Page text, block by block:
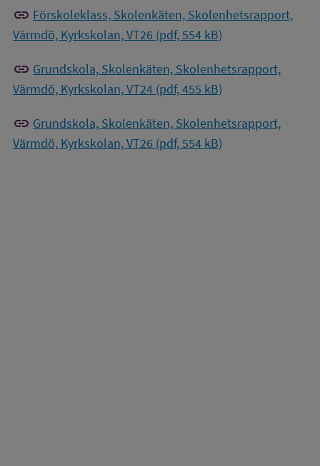
link Förskoleklass, Skolenkäten, Skolenhetsrapport,
Värmdö, Kyrkskolan, VT26 (pdf, 554 kB)
link Grundskola, Skolenkäten, Skolenhetsrapport,
Värmdö, Kyrkskolan, VT24 (pdf, 455 kB)
link Grundskola, Skolenkäten, Skolenhetsrapport,
Värmdö, Kyrkskolan, VT26 (pdf, 554 kB)